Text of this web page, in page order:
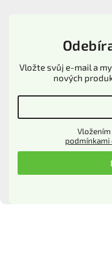
Vložte svůj e-mail a
nových
podmínkami